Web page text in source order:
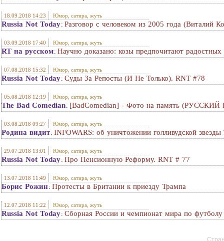
18.09.2018 14:23 Юмор, сатира, жуть
Russia Not Today: Разговор с человеком из 2005 года (Виталий
03.09.2018 17:40 Юмор, сатира, жуть
RT на русском: Научно доказано: козы предпочитают радостных
07.08.2018 15:32 Юмор, сатира, жуть
Russia Not Today: Суды За Репосты (И Не Только). RNT #78
05.08.2018 12:19 Юмор, сатира, жуть
The Bad Comedian: [BadComedian] - Фото на память
03.08.2018 09:27 Юмор, сатира, жуть
Родина видит: INFOWARS: об уничтожении голливудской
29.07.2018 13:01 Юмор, сатира, жуть
Russia Not Today: Про Пенсионную Реформу. RNT # 77
13.07.2018 11:49 Юмор, сатира, жуть
Борис Рожин: Протесты в Британии к приезду Трампа
12.07.2018 11:22 Юмор, сатира, жуть
Russia Not Today: Сборная России и чемпионат мира по